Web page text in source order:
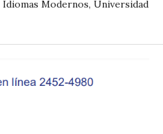
Modernos, Universidad